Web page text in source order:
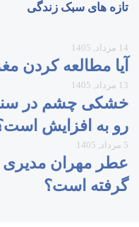
تازه های سبک زندگی
14 مرداد, 1405
آیا مطالعه کردن
13 مرداد, 1405
خشکی چشم در
رو به افزایش
5 مرداد, 1405
عطر مهران مدیری
گرفته است؟